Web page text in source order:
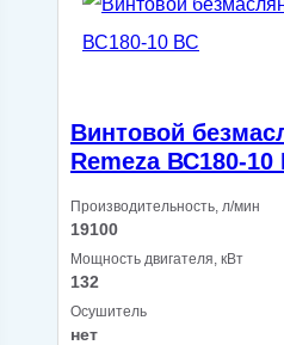
Винтовой
Remeza ВС180-10
Производительность, л/мин
19100
Мощность двигателя, кВт
132
Осушитель
нет